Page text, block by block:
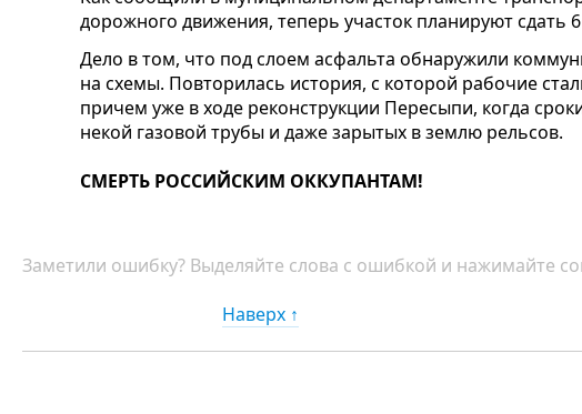
дорожного движения, теперь участок планируют сдать
Дело в том, что под слоем асфальта обнаружили
на схемы. Повторилась история, с которой рабочие
причем уже в ходе реконструкции Пересыпи, когда
некой газовой трубы и даже зарытых в землю рельсов.
СМЕРТЬ РОССИЙСКИМ ОККУПАНТАМ!
Заметили ошибку? Выделяйте слова с ошибкой и нажимайте
Наверх ↑